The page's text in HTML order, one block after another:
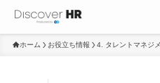
ホーム お役立ち情報 4. タレントマネジ